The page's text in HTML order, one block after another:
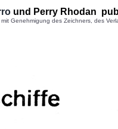
und Perry Rhodan
Genehmigung des Zeichners, des